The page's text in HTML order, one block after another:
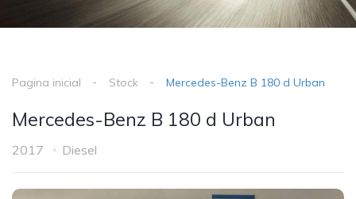
Pagina inicial Stock Mercedes-Benz B 180 d Urban
Mercedes-Benz B 180 d Urban
2017 Diesel